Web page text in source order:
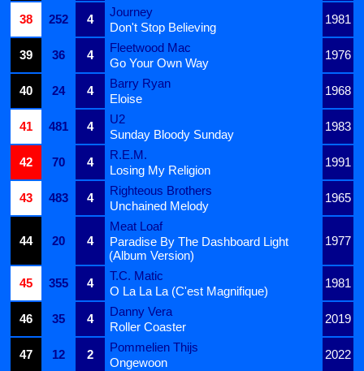
38
252 4
Journey
1981
Don't Stop Believing
39
36 4
Fleetwood Mac
1976
Go Your Own Way
40
24 4
Barry Ryan
1968
Eloise
41
481 4
U2
1983
Sunday Bloody Sunday
42
70 4
R.E.M.
1991
Losing My Religion
43
483 4
Righteous Brothers
1965
Unchained Melody
44 20 4
Meat Loaf
1977
Paradise By The Dashboard Light
(Album Version)
45
355 4
T.C. Matic
1981
O La La La (C'est Magnifique)
46
35 4
Danny Vera
2019
Roller Coaster
47
12 2
Pommelien Thijs
2022
Ongewoon